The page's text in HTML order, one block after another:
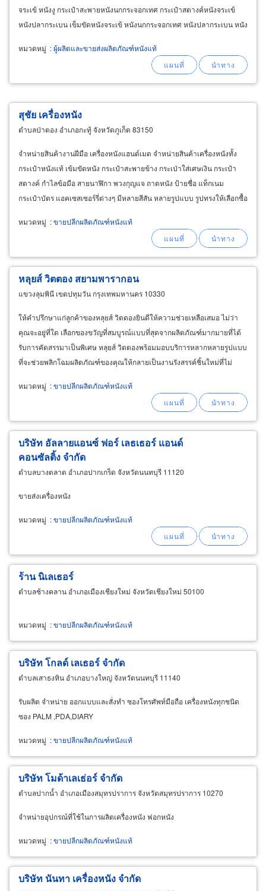
จระเข้ หนังงู กระเป๋าสะพายหนังนกกระจอกเทศ กระเป๋าสตางค์หนังจระเข้
หนังปลากระเบน เข็มขัดหนังจระเข้ หนังนกกระจอกเทศ หนังปลากระเบน หนัง
หมวดหมู่ :ผู้ผลิตและขายส่งผลิตภัณฑ์หนังแท้
สุชัย เครื่องหนัง
ตำบลป่าตอง อำเภอกะทู้ จังหวัดภูเก็ต 83150
จำหน่ายสินค้างานฝีมือ เครื่องหนังแฮนด์เมด จำหน่ายสินค้าเครื่องหนังทั้ง
กระเป๋าหนังแท้ เข้มขัดหนัง กระเป๋าสะพายข้าง กระเป่าใส่เศษเงิน กระเป๋า
สตางค์ กำไลข้อมือ สายนาฬิกา พวงกุญแจ ถาดหนัง ป้ายชื่อ แท็กเนม
กระเป๋าบัตร แอคเซสเซอร์รี่ต่างๆ มีหลายสีสัน หลายรูปแบบ รูปทรงให้เลือกซื้อ
หมวดหมู่ :ขายปลีกผลิตภัณฑ์หนังแท้
หลุยส์ วิตตอง สยามพารากอน
แขวงลุมพินี เขตปทุมวัน กรุงเทพมหานคร 10330
ให้คำปรึกษาแก่ลูกค้าของหลุยส์ วิตตองยินดีให้ความช่วยเหลือเสมอ ไม่ว่า
คุณจะอยู่ที่ใด เลือกของขวัญที่สมบูรณ์แบบที่สุดจากผลิตภัณฑ์มากมายที่ได้
รับการคัดสรรมาเป็นพิเศษ หลุยส์ วิตตองพร้อมมอบบริการหลากหลายรูปแบบ
ที่จะช่วยพลิกโฉมผลิตภัณฑ์ของคุณให้กลายเป็นงานรังสรรค์ชิ้นใหม่ที่ไม่
หมวดหมู่ :ขายปลีกผลิตภัณฑ์หนังแท้
บริษัท อัลลายแอนซ์ ฟอร์ เลธเธอร์ แอนด์
คอนซัลติ้ง จำกัด
ตำบลบางตลาด อำเภอปากเกร็ด จังหวัดนนทบุรี 11120
ขายส่งเครื่องหนัง
หมวดหมู่ :ขายปลีกผลิตภัณฑ์หนังแท้
ร้าน นิเลเธอร์
ตำบลช้างคลาน อำเภอเมืองเชียงใหม่ จังหวัดเชียงใหม่ 50100
หมวดหมู่ :ขายปลีกผลิตภัณฑ์หนังแท้
บริษัท โกลด์ เลเธอร์ จำกัด
ตำบลเสาธงหิน อำเภอบางใหญ่ จังหวัดนนทบุรี 11140
รับผลิต จำหน่าย ออกแบบและสั่งทำ ซองโทรศัพท์มือถือ เครื่องหนังทุกชนิด
ซอง PALM ,PDA,DIARY
หมวดหมู่ :ขายปลีกผลิตภัณฑ์หนังแท้
บริษัท โมด้าเลเธ่อร์ จำกัด
ตำบลปากน้ำ อำเภอเมืองสมุทรปราการ จังหวัดสมุทรปราการ 10270
จำหน่ายอุปกรณ์ที่ใช้ในการผลิตเครื่องหนัง ฟอกหนัง
หมวดหมู่ :ขายปลีกผลิตภัณฑ์หนังแท้
บริษัท นันทา เครื่องหนัง จำกัด